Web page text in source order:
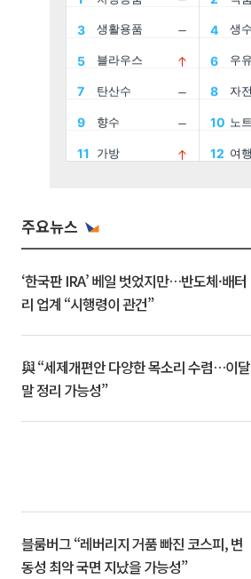
주요뉴스
‘한국판 IRA’ 베일 벗었지만…반도체·배터
리 업계 “시행령이 관건”
與 “세제개편안 다양한 목소리 수렴…이달
말 정리 가능성”
블룸버그 “레버리지 거품 빠진 코스피, 변
동성 최악 국면 지났을 가능성”